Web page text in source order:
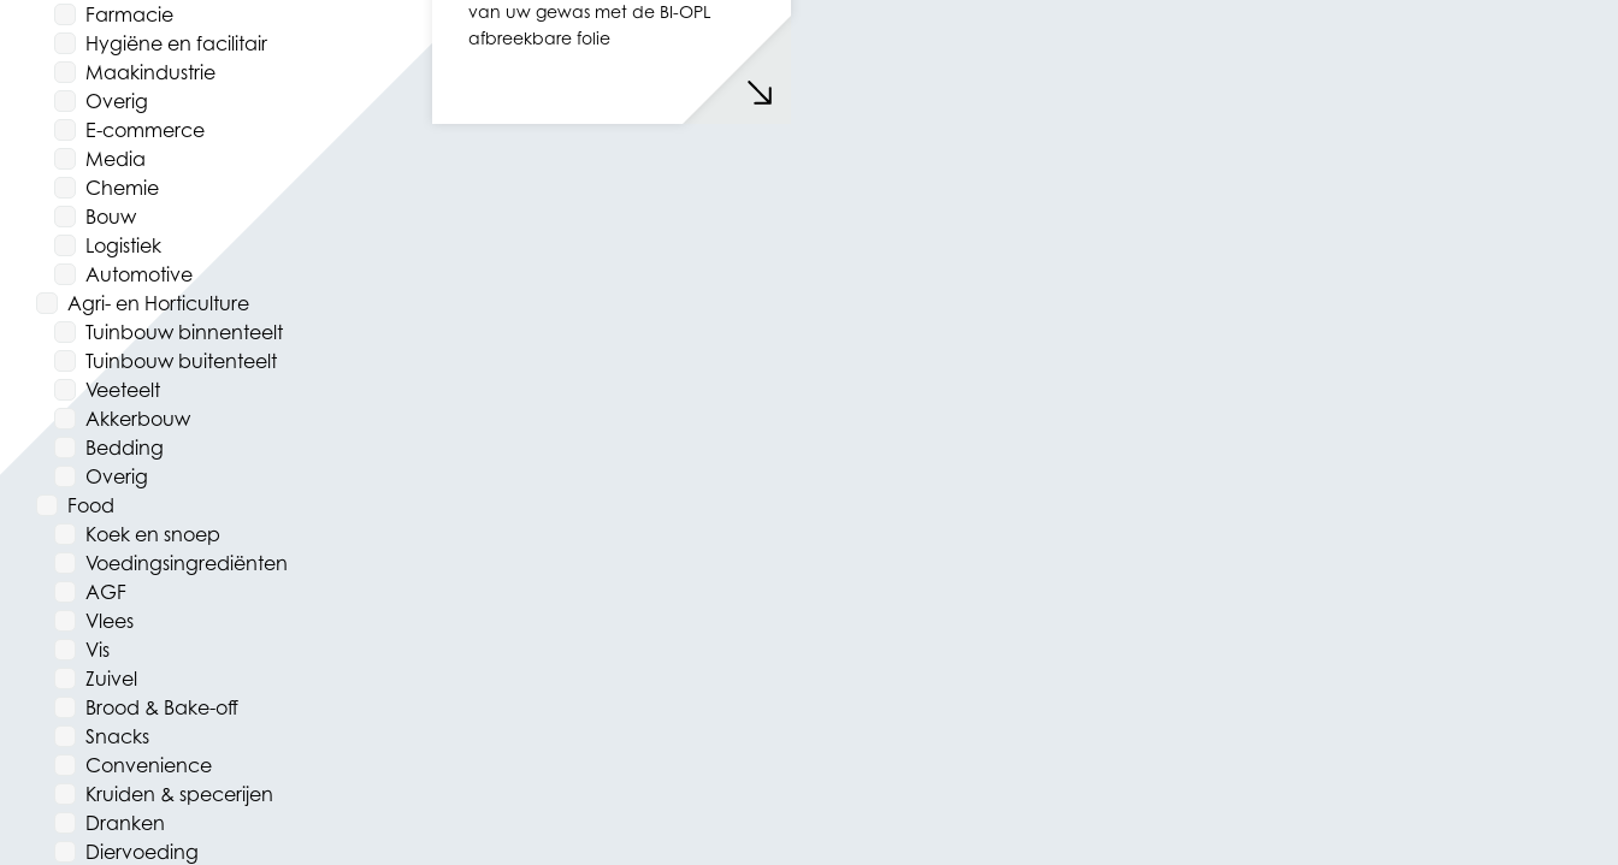
Farmacie
Hygiëne en facilitair
Maakindustrie
Overig
E-commerce
Media
Chemie
Bouw
Logistiek
Automotive
Agri- en Horticulture
Tuinbouw binnenteelt
Tuinbouw buitenteelt
Veeteelt
Akkerbouw
Bedding
Overig
Food
Koek en snoep
Voedingsingrediënten
AGF
Vlees
Vis
Zuivel
Brood & Bake-off
Snacks
Convenience
Kruiden & specerijen
Dranken
Diervoeding
van uw gewas met de BI-OPL
afbreekbare folie